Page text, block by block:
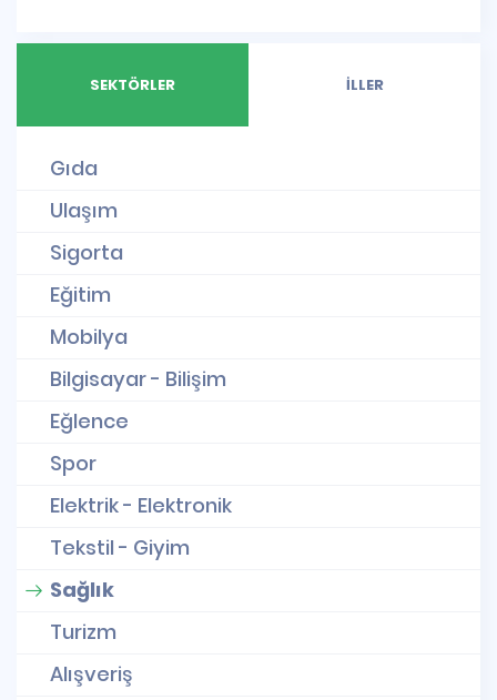
SEKTÖRLER İLLER
Gıda
Ulaşım
Sigorta
Eğitim
Mobilya
Bilgisayar - Bilişim
Eğlence
Spor
Elektrik - Elektronik
Tekstil - Giyim
Sağlık
Turizm
Alışveriş